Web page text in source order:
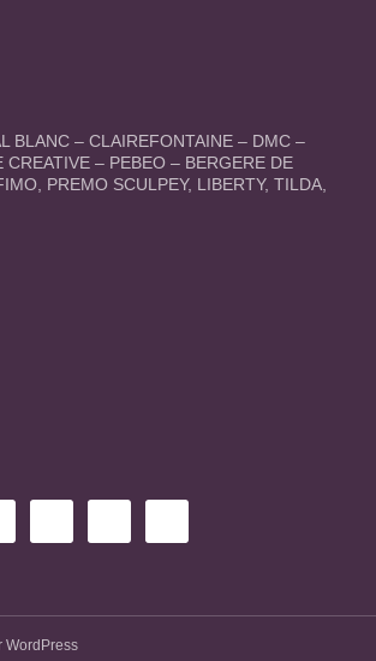
BLANC – CLAIREFONTAINE – DMC –
CREATIVE – PEBEO – BERGERE DE
PREMO SCULPEY, LIBERTY, TILDA,
WordPress